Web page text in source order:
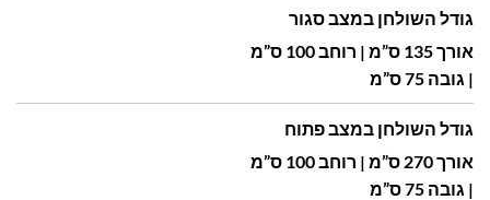
גודל השולחן במצב סגור
אורך 135 ס”מ | רוחב 100 ס”מ
| גובה 75 ס”מ
גודל השולחן במצב פתוח
אורך 270 ס”מ | רוחב 100 ס”מ
| גובה 75 ס”מ